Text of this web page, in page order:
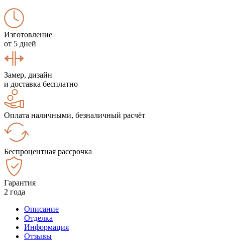
Изготовление
от 5 дней
Замер, дизайн
и доставка бесплатно
Оплата наличными, безналичный расчёт
Беспроцентная рассрочка
Гарантия
2 года
Описание
Отделка
Информация
Отзывы